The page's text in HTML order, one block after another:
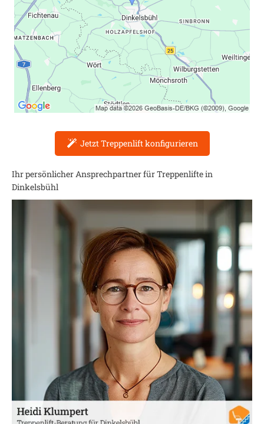
Jetzt Treppenlift konfigurieren
Ihr persönlicher Ansprechpartner für Treppenlifte in
Dinkelsbühl